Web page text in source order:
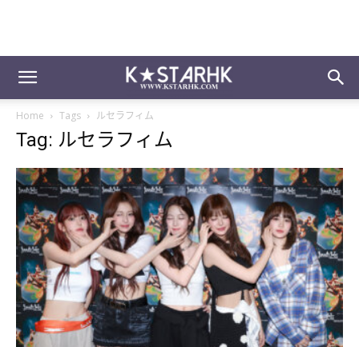
Home Tags ルセラフィム
Tag: ルセラフィム